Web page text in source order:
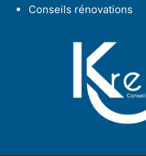
Conseils rénovations